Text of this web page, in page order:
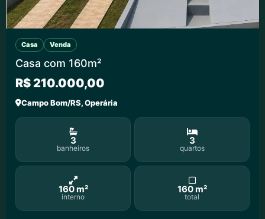
Casa Venda
Casa com 160m²
R$ 210.000,00
Campo Bom/RS, Operária
3
banheiros
3
quartos
160 m²
interno
160 m²
total